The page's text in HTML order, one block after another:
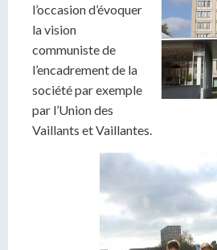
l’occasion d’évoquer
la vision
communiste de
l’encadrement de la
société par exemple
par l’Union des
Vaillants et Vaillantes.